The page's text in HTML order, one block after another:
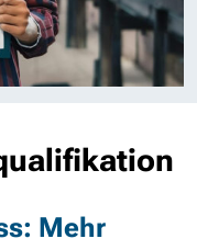
Mehr